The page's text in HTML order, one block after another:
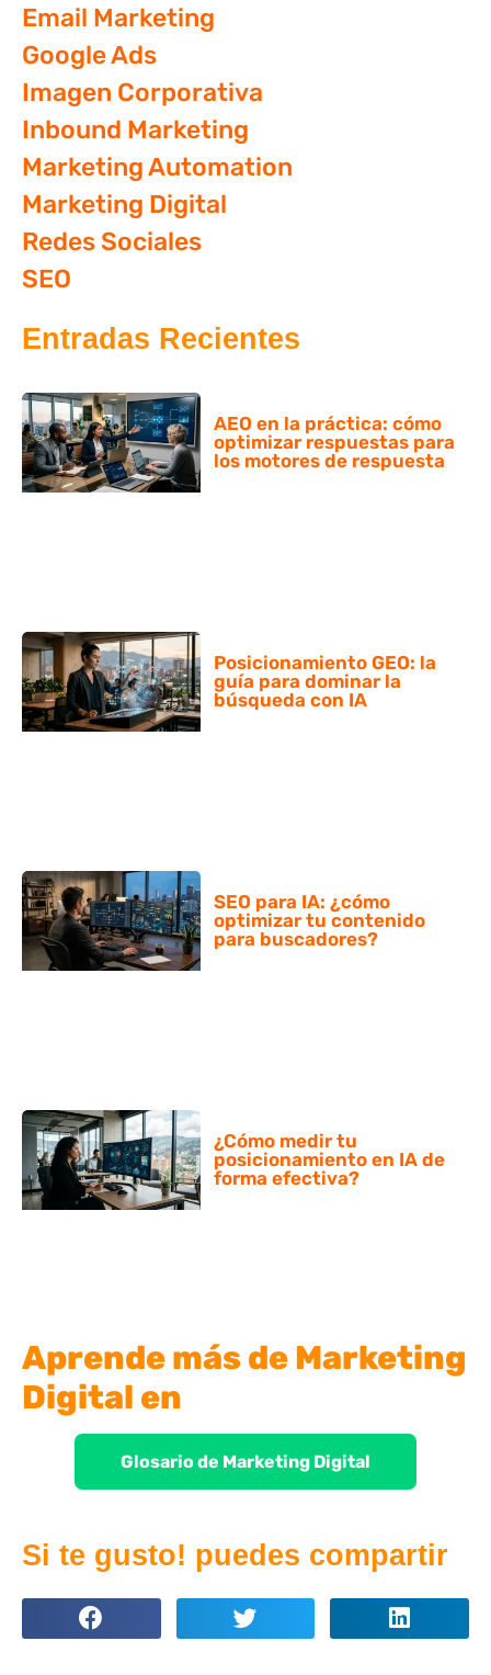
Email Marketing
Google Ads
Imagen Corporativa
Inbound Marketing
Marketing Automation
Marketing Digital
Redes Sociales
SEO
Entradas Recientes
AEO en la práctica: cómo
optimizar respuestas para
los motores de respuesta
Posicionamiento GEO: la
guía para dominar la
búsqueda con IA
SEO para IA: ¿cómo
optimizar tu contenido
para buscadores?
¿Cómo medir tu
posicionamiento en IA de
forma efectiva?
Aprende más de Marketing
Digital en
Glosario de Marketing Digital
Si te gusto! puedes compartir